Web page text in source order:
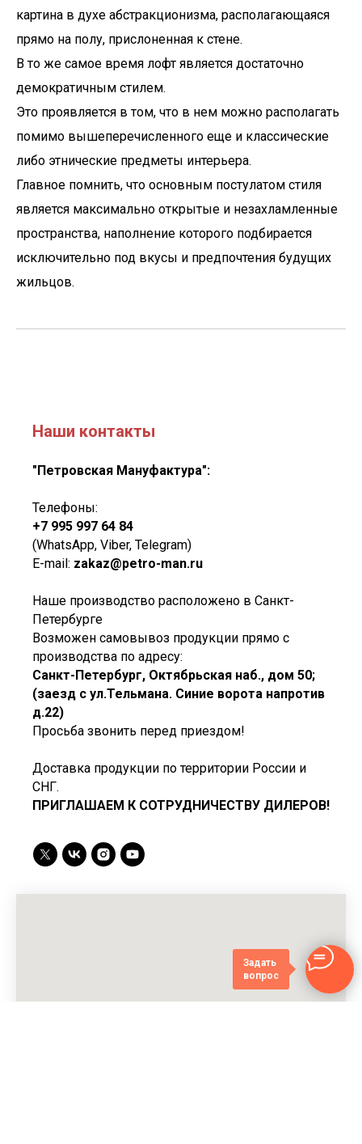
Задать
вопрос
картина в духе абстракционизма, располагающаяся
прямо на полу, прислоненная к стене.
В то же самое время лофт является достаточно
демократичным стилем.
Это проявляется в том, что в нем можно располагать
помимо вышеперечисленного еще и классические
либо этнические предметы интерьера.
Главное помнить, что основным постулатом стиля
является максимально открытые и незахламленные
пространства, наполнение которого подбирается
исключительно под вкусы и предпочтения будущих
жильцов.
Наши контакты
"Петровская Мануфактура":
Телефоны:
+7 995 997 64 84
(WhatsApp, Viber, Telegram)
E-mail: zakaz@petro-man.ru
Наше производство расположено в Санкт-
Петербурге
Возможен самовывоз продукции прямо с
производства по адресу:
Санкт-Петербург, Октябрьская наб., дом 50;
(заезд с ул.Тельмана. Синие ворота напротив
д.22)
Просьба звонить перед приездом!
Доставка продукции по территории России и
СНГ.
ПРИГЛАШАЕМ К СОТРУДНИЧЕСТВУ ДИЛЕРОВ!